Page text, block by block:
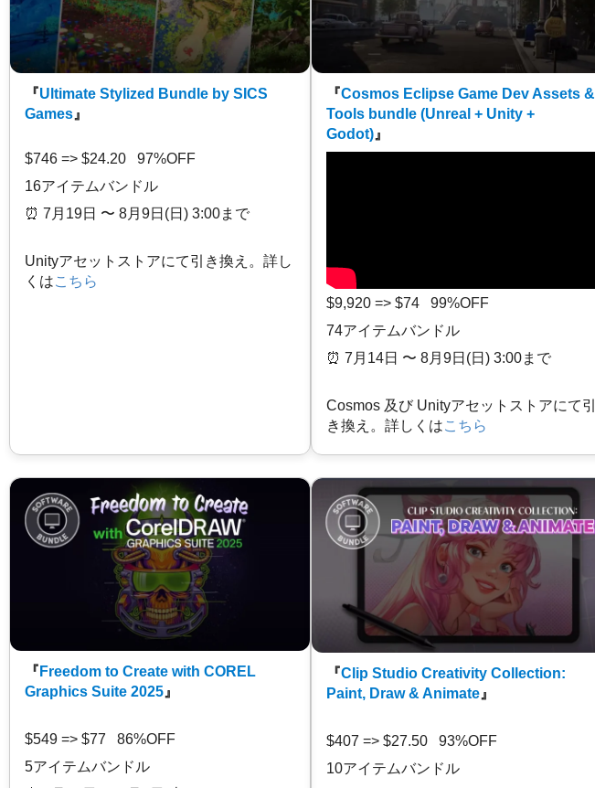
『Ultimate Stylized Bundle by SICS
Games』
$746 => $24.20 97%OFF
16アイテムバンドル
⏰️ 7月19日 〜 8月9日(日) 3:00まで
Unityアセットストアにて引き換え。詳し
くはこちら
『Cosmos Eclipse Game Dev Assets &
Tools bundle (Unreal + Unity +
Godot)』
$9,920 => $74 99%OFF
74アイテムバンドル
⏰️ 7月14日 〜 8月9日(日) 3:00まで
Cosmos 及び Unityアセットストアにて引
き換え。詳しくはこちら
『 Freedom to Create with COREL
Graphics Suite 2025 』
$549 => $77 86%OFF
5アイテムバンドル
『Clip Studio Creativity Collection:
Paint, Draw & Animate 』
$407 => $27.50 93%OFF
10アイテムバンドル